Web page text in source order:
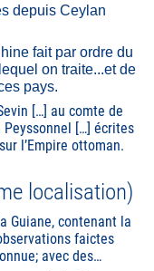
depuis Ceylan
fait par ordre du
on traite...et de
pays.
[…] au comte de
[…] écrites
l’Empire ottoman.
localisation)
Guiane, contenant la
faictes
avec des…